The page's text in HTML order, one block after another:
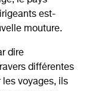
est-
mouture.
dire
différentes
voyages, ils